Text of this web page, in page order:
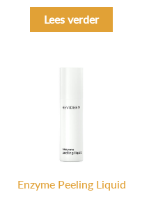
Lees verder
Enzyme Peeling Liquid